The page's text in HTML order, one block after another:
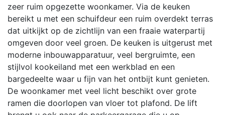
zeer ruim opgezette woonkamer. Via de keuken
bereikt u met een schuifdeur een ruim overdekt terras
dat uitkijkt op de zichtlijn van een fraaie waterpartij
omgeven door veel groen. De keuken is uitgerust met
moderne inbouwapparatuur, veel bergruimte, een
stijlvol kookeiland met een werkblad en een
bargedeelte waar u fijn van het ontbijt kunt genieten.
De woonkamer met veel licht beschikt over grote
ramen die doorlopen van vloer tot plafond. De lift